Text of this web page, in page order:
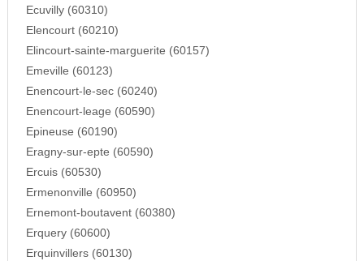
Ecuvilly (60310)
Elencourt (60210)
Elincourt-sainte-marguerite (60157)
Emeville (60123)
Enencourt-le-sec (60240)
Enencourt-leage (60590)
Epineuse (60190)
Eragny-sur-epte (60590)
Ercuis (60530)
Ermenonville (60950)
Ernemont-boutavent (60380)
Erquery (60600)
Erquinvillers (60130)